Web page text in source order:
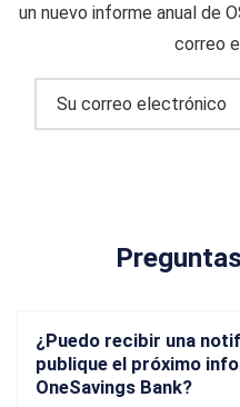
un nuevo informe anual de
correo
¿Puedo recibir una
publique el próximo
OneSavings Bank?